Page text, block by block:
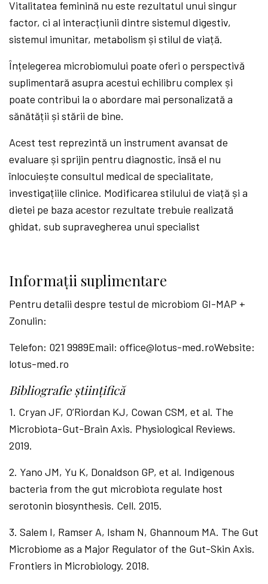
Vitalitatea feminină nu este rezultatul unui singur
factor, ci al interacțiunii dintre sistemul digestiv,
sistemul imunitar, metabolism și stilul de viață.
Înțelegerea microbiomului poate oferi o perspectivă
suplimentară asupra acestui echilibru complex și
poate contribui la o abordare mai personalizată a
sănătății și stării de bine.
Acest test reprezintă un instrument avansat de
evaluare și sprijin pentru diagnostic, însă el nu
înlocuiește consultul medical de specialitate,
investigațiile clinice. Modificarea stilului de viață și a
dietei pe baza acestor rezultate trebuie realizată
ghidat, sub supravegherea unui specialist
Informații suplimentare
Pentru detalii despre testul de microbiom GI-MAP +
Zonulin:
Telefon: 021 9989Email: office@lotus-med.roWebsite:
lotus-med.ro
Bibliografie științifică
1.⁠ ⁠Cryan JF, O’Riordan KJ, Cowan CSM, et al. The
Microbiota-Gut-Brain Axis. Physiological Reviews.
2019.
2.⁠ ⁠Yano JM, Yu K, Donaldson GP, et al. Indigenous
bacteria from the gut microbiota regulate host
serotonin biosynthesis. Cell. 2015.
3.⁠ ⁠Salem I, Ramser A, Isham N, Ghannoum MA. The Gut
Microbiome as a Major Regulator of the Gut-Skin Axis.
Frontiers in Microbiology. 2018.